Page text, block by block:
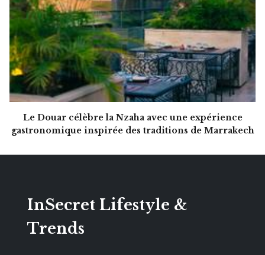
Le Douar célèbre la Nzaha avec une expérience
gastronomique inspirée des traditions de Marrakech
InSecret Lifestyle &
Trends